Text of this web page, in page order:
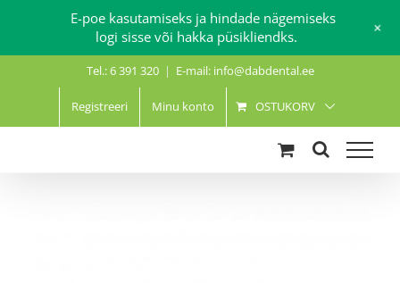
Tel.: 6 391 320 | E-mail: info@dabdental.ee
Registreeri Minu konto OSTUKORV
E-poe kasutamiseks ja hindade nägemiseks
logi sisse või hakka püsikliendks.
+